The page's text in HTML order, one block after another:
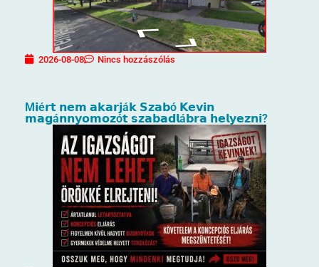
2026-08-08 Nincs hozzászólás
M𝗶é𝗿𝘁 𝗻𝗲𝗺 𝗮𝗸𝗮𝗿𝗷á𝗸 𝗦𝘇𝗮𝗯ó 𝗞𝗲𝘃𝗶𝗻
𝗺𝗮𝗴á𝗻𝗻𝘆𝗼𝗺𝗼𝘇ó𝘁 𝘀𝘇𝗮𝗯𝗮𝗱𝗹á𝗯𝗿𝗮 𝗵𝗲𝗹𝘆𝗲𝘇𝗻𝗶?